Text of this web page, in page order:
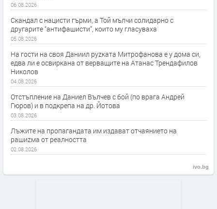
06.08.2026
Скандал с нацисти гърми, а Той мълчи солидарно с
другарите “антифашисти”, които му гласуваха
05.08.2026
На гости на своя Даниил руzката Митрофанова е у дома си,
едва ли е освиркана от верващите на Атанас Трендафилов
Николов
04.08.2026
Отстъпление на Даниел Вълчев с бой (по врага Андрей
Гюров) и в подкрепа на др. Йотова
03.08.2026
Лъжите на пропагандата им издават отчаянието на
рашиzма от реалността
02.08.2026
ivo.bg